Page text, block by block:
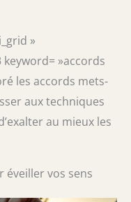
»
»accords
les accords mets-
aux techniques
au mieux les
éveiller vos sens